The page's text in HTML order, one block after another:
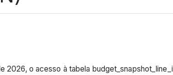
2026, o acesso à tabela